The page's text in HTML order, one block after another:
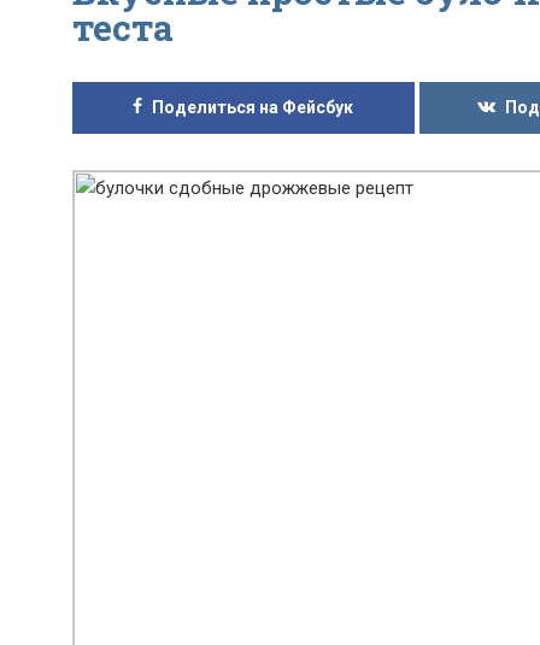
теста
Поделиться на Фейсбук